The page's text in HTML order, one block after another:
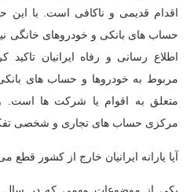
اقدام قدیمی و ناکافی است. با این
حساب های بانکی و خودروهای خانگی
اطلاع رسانی و رفاه ایرانیان
مربوط به خودروها و حساب های
متعلق به اقوام یا شرکت ها است.
مرکزی حساب های تجاری و شخصی
آیا یارانه ایرانیان خارج از کشور قطع